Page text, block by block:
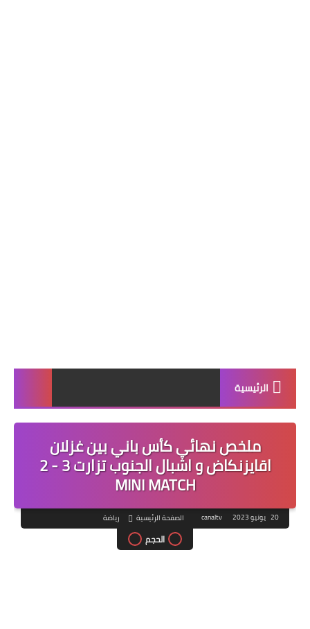
الرئيسية
ملخص نهائي كأس باني بين غزلان
اقايزنكاض و اشبال الجنوب تزارت 3 - 2
MINI MATCH
20 يونيو 2023 canaltv الصفحة الرئيسية رياضة
الحجم